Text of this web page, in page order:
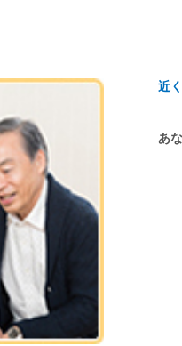
近
あ